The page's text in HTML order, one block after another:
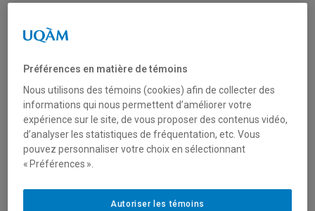
l'UQAM, dois-je à nouveau fournir tous les
renseignements pertinents sur mes études
et mes emplois?
Si vous croyez être admissible sur la base d'un diplôme,
d'un relevé de notes ou d'une attestation d'emploi présent
dans un précédent dossier d'admission, vous devez
dans la section appropriée (études ou emploi), à défaut de
Préférences en matière de témoins
Nous utilisons des témoins (cookies) afin de collecter des
informations qui nous permettent d’améliorer votre
expérience sur le site, de vous proposer des contenus vidéo,
d’analyser les statistiques de fréquentation, etc. Vous
pouvez personnaliser votre choix en sélectionnant
« Préférences ».
Autoriser les témoins